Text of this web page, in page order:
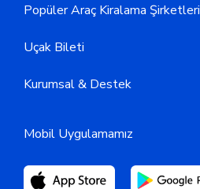
Popüler Araç Kiralama Şirketleri
Uçak Bileti
Kurumsal & Destek
Mobil Uygulamamız